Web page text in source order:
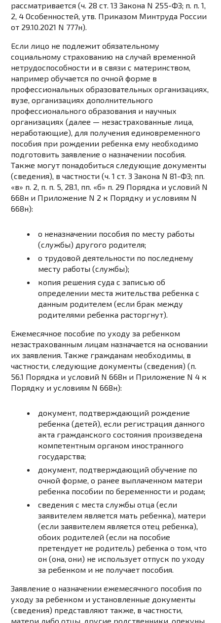
рассматривается (ч. 28 ст. 13 Закона N 255-ФЗ; п. п. 1,
2, 4 Особенностей, утв. Приказом Минтруда России
от 29.10.2021 N 777н).
Если лицо не подлежит обязательному
социальному страхованию на случай временной
нетрудоспособности и в связи с материнством,
например обучается по очной форме в
профессиональных образовательных организациях,
вузе, организациях дополнительного
профессионального образования и научных
организациях (далее — незастрахованные лица,
неработающие), для получения единовременного
пособия при рождении ребенка ему необходимо
подготовить заявление о назначении пособия.
Также могут понадобиться следующие документы
(сведения), в частности (ч. 1 ст. 3 Закона N 81-ФЗ; пп.
«в» п. 2, п. п. 5, 28.1, пп. «б» п. 29 Порядка и условий N
668н и Приложение N 2 к Порядку и условиям N
668н):
о неназначении пособия по месту работы
(службы) другого родителя;
о трудовой деятельности по последнему
месту работы (службы);
копия решения суда с записью об
определении места жительства ребенка с
данным родителем (если брак между
родителями ребенка расторгнут).
Ежемесячное пособие по уходу за ребенком
незастрахованным лицам назначается на основании
их заявления. Также гражданам необходимы, в
частности, следующие документы (сведения) (п.
56.1 Порядка и условий N 668н и Приложение N 4 к
Порядку и условиям N 668н):
документ, подтверждающий рождение
ребенка (детей), если регистрация данного
акта гражданского состояния произведена
компетентным органом иностранного
государства;
документ, подтверждающий обучение по
очной форме, о ранее выплаченном матери
ребенка пособии по беременности и родам;
сведения с места службы отца (если
заявителем является мать ребенка), матери
(если заявителем является отец ребенка),
обоих родителей (если на пособие
претендует не родитель) ребенка о том, что
он (она, они) не использует отпуск по уходу
за ребенком и не получает пособия.
Заявление о назначении ежемесячного пособия по
уходу за ребенком и установленные документы
(сведения) представляют также, в частности,
матери либо отцы, другие родственники, опекуны,